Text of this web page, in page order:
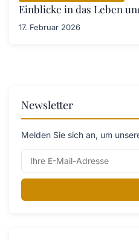
Einblicke in das Leben
17. Februar 2026
Newsletter
Melden Sie sich an, um